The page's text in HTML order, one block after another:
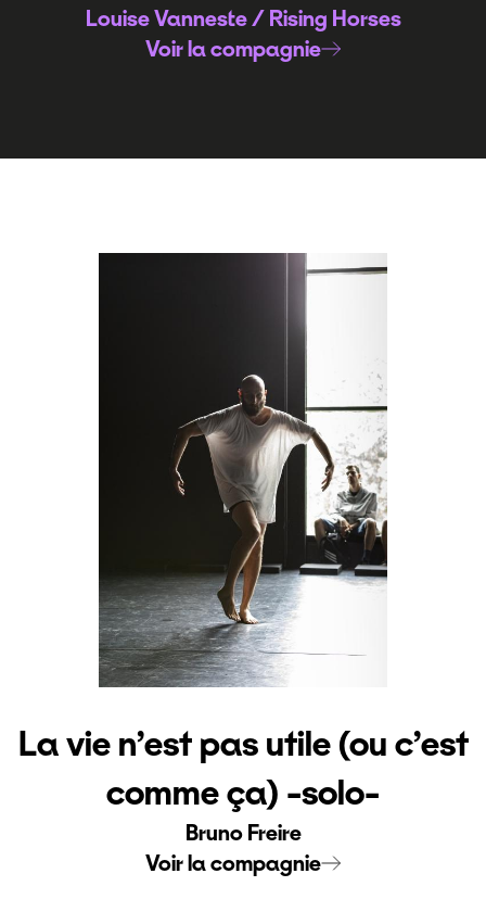
Louise Vanneste / Rising Horses
Voir la compagnie
La vie n’est pas utile (ou c’est
comme ça) -solo-
Bruno Freire
Voir la compagnie